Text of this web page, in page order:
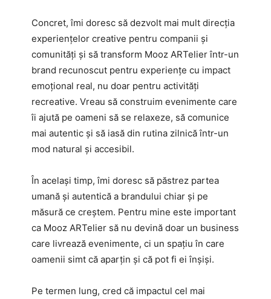
Concret, îmi doresc să dezvolt mai mult direcția
experiențelor creative pentru companii și
comunități și să transform Mooz ARTelier într-un
brand recunoscut pentru experiențe cu impact
emoțional real, nu doar pentru activități
recreative. Vreau să construim evenimente care
îi ajută pe oameni să se relaxeze, să comunice
mai autentic și să iasă din rutina zilnică într-un
mod natural și accesibil.
În același timp, îmi doresc să păstrez partea
umană și autentică a brandului chiar și pe
măsură ce creștem. Pentru mine este important
ca Mooz ARTelier să nu devină doar un business
care livrează evenimente, ci un spațiu în care
oamenii simt că aparțin și că pot fi ei înșiși.
Pe termen lung, cred că impactul cel mai